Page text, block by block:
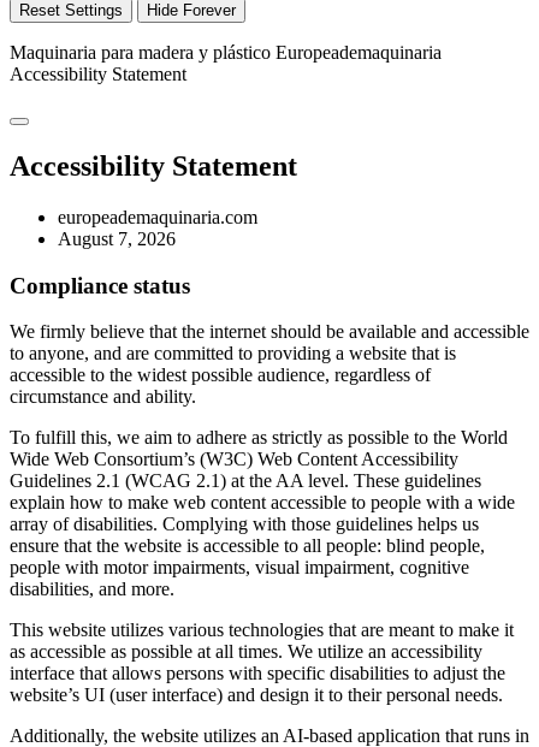
Reset Settings Hide Forever
Maquinaria para madera y plástico Europeademaquinaria
Accessibility Statement
Accessibility Statement
europeademaquinaria.com
August 7, 2026
Compliance status
We firmly believe that the internet should be available and accessible
to anyone, and are committed to providing a website that is
accessible to the widest possible audience, regardless of
circumstance and ability.
To fulfill this, we aim to adhere as strictly as possible to the World
Wide Web Consortium’s (W3C) Web Content Accessibility
Guidelines 2.1 (WCAG 2.1) at the AA level. These guidelines
explain how to make web content accessible to people with a wide
array of disabilities. Complying with those guidelines helps us
ensure that the website is accessible to all people: blind people,
people with motor impairments, visual impairment, cognitive
disabilities, and more.
This website utilizes various technologies that are meant to make it
as accessible as possible at all times. We utilize an accessibility
interface that allows persons with specific disabilities to adjust the
website’s UI (user interface) and design it to their personal needs.
Additionally, the website utilizes an AI-based application that runs in